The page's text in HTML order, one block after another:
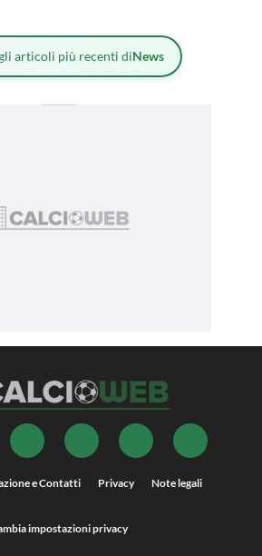
articoli più recenti diNews
e Contatti Privacy Note legali
impostazioni privacy